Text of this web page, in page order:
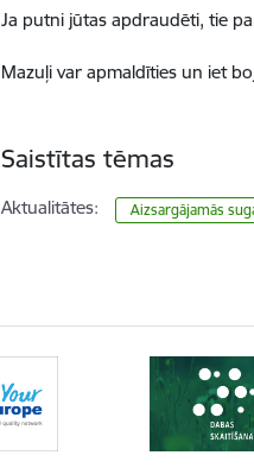
Ja putni jūtas apdraudēti, tie
Mazuļi var apmaldīties un iet
Saistītas tēmas
Aktualitātes: Aizsargājamās